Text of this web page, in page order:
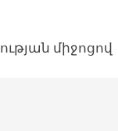
միջոցով